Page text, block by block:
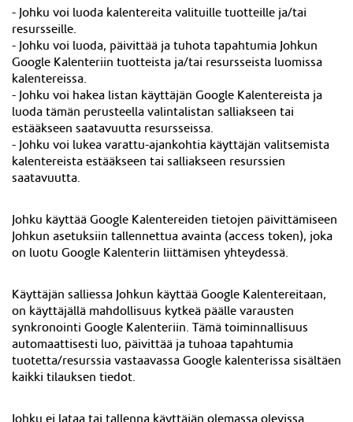
- Johku voi luoda kalentereita valituille tuotteille ja/tai
resursseille.
- Johku voi luoda, päivittää ja tuhota tapahtumia Johkun
Google Kalenteriin tuotteista ja/tai resursseista luomissa
kalentereissa.
- Johku voi hakea listan käyttäjän Google Kalentereista ja
luoda tämän perusteella valintalistan salliakseen tai
estääkseen saatavuutta resursseissa.
- Johku voi lukea varattu-ajankohtia käyttäjän valitsemista
kalentereista estääkseen tai salliakseen resurssien
saatavuutta.
Johku käyttää Google Kalentereiden tietojen päivittämiseen
Johkun asetuksiin tallennettua avainta (access token), joka
on luotu Google Kalenterin liittämisen yhteydessä.
Käyttäjän salliessa Johkun käyttää Google Kalentereitaan,
on käyttäjällä mahdollisuus kytkeä päälle varausten
synkronointi Google Kalenteriin. Tämä toiminnallisuus
automaattisesti luo, päivittää ja tuhoaa tapahtumia
tuotetta/resurssia vastaavassa Google kalenterissa sisältäen
kaikki tilauksen tiedot.
Johku ei lataa tai tallenna käyttäjän olemassa olevissa